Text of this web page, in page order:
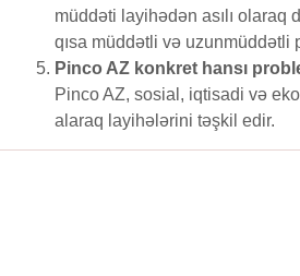
müddəti layihədən asılı olaraq
qısa müddətli və uzunmüddətli
Pinco AZ konkret hansı
Pinco AZ, sosial, iqtisadi və
alaraq layihələrini təşkil edir.